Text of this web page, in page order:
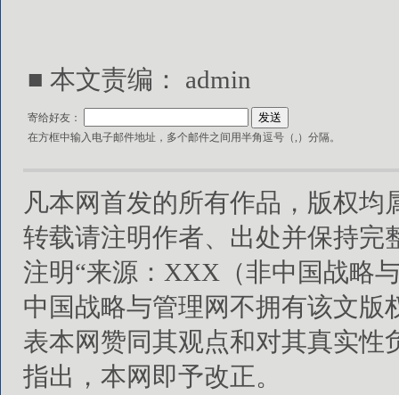
■ 本文责编： admin
寄给好友：
在方框中输入电子邮件地址，多个邮件之间用半角逗号（,）分隔。
凡本网首发的所有作品，版权
转载请注明作者、出处并保持完
注明“来源：XXX（非中国战略
中国战略与管理网不拥有该文
表本网赞同其观点和对其真实
指出，本网即予改正。